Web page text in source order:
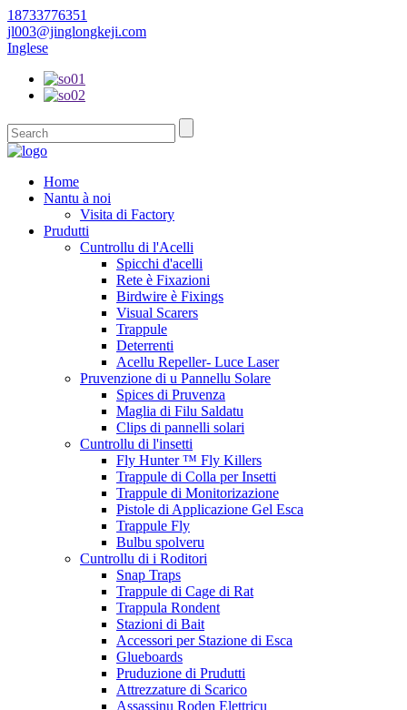
18733776351
jl003@jinglongkeji.com
Inglese
Home
Nantu à noi
Visita di Factory
Prudutti
Cuntrollu di l'Acelli
Spicchi d'acelli
Rete è Fixazioni
Birdwire è Fixings
Visual Scarers
Trappule
Deterrenti
Acellu Repeller- Luce Laser
Pruvenzione di u Pannellu Solare
Spices di Pruvenza
Maglia di Filu Saldatu
Clips di pannelli solari
Cuntrollu di l'insetti
Fly Hunter ™ Fly Killers
Trappule di Colla per Insetti
Trappule di Monitorizazione
Pistole di Applicazione Gel Esca
Trappule Fly
Bulbu spolveru
Cuntrollu di i Roditori
Snap Traps
Trappule di Cage di Rat
Trappula Rondent
Stazioni di Bait
Accessori per Stazione di Esca
Glueboards
Pruduzione di Prudutti
Attrezzature di Scarico
Assassinu Roden Elettricu